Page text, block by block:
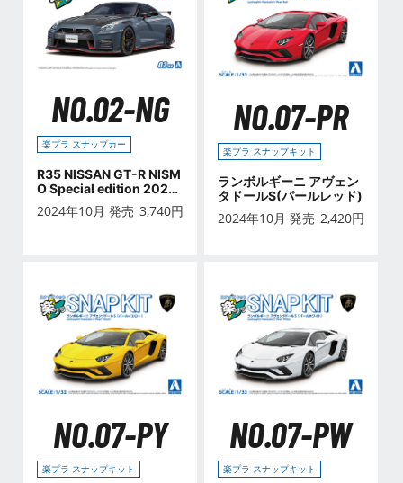
NO.02-NG
楽プラ スナップカー
R35 NISSAN GT-R NISM
O Special edition 2022
NISMOステルスグレー
2024年10月 発売 3,740円
NO.07-PR
楽プラ スナップキット
ランボルギーニ アヴェン
タドールS(パールレッド)
2024年10月 発売 2,420円
NO.07-PY
楽プラ スナップキット
NO.07-PW
楽プラ スナップキット